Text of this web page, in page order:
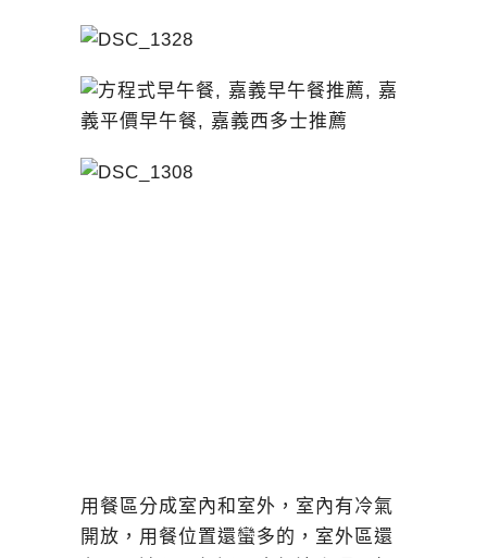
用餐區分成室內和室外，室內有冷氣
開放，用餐位置還蠻多的，室外區還